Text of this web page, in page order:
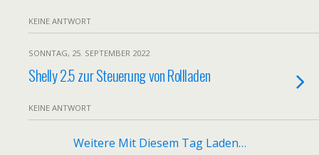
KEINE ANTWORT
SONNTAG, 25. SEPTEMBER 2022
Shelly 2.5 zur Steuerung von Rollladen
KEINE ANTWORT
Weitere Mit Diesem Tag Laden…